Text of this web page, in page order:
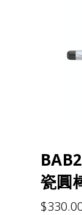
瓷圓
$